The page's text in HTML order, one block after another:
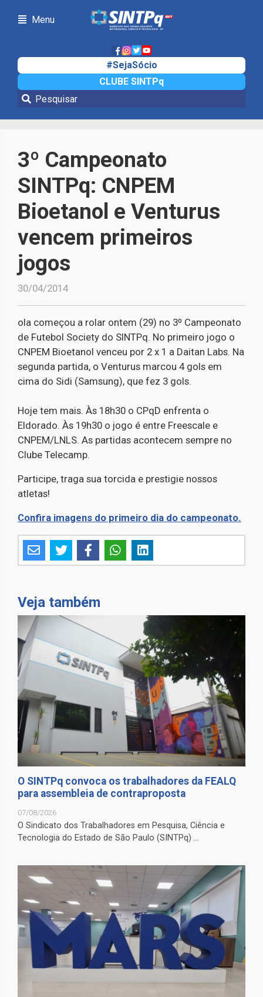
Menu
#SejaSócio
CLUBE SINTPq
Notícias
3º Campeonato
SINTPq: CNPEM
Bioetanol e Venturus
vencem primeiros
jogos
30/04/2014
ola começou a rolar ontem (29) no 3º Campeonato
de Futebol Society do SINTPq. No primeiro jogo o
CNPEM Bioetanol venceu por 2 x 1 a Daitan Labs. Na
segunda partida, o Venturus marcou 4 gols em
cima do Sidi (Samsung), que fez 3 gols.
Hoje tem mais. Às 18h30 o CPqD enfrenta o
Eldorado. Às 19h30 o jogo é entre Freescale e
CNPEM/LNLS. As partidas acontecem sempre no
Clube Telecamp.
Participe, traga sua torcida e prestigie nossos
atletas!
Confira imagens do primeiro dia do campeonato.
Veja também
O SINTPq convoca os trabalhadores da FEALQ
para assembleia de contraproposta
07/08/2026
O Sindicato dos Trabalhadores em Pesquisa, Ciência e
Tecnologia do Estado de São Paulo (SINTPq) ...